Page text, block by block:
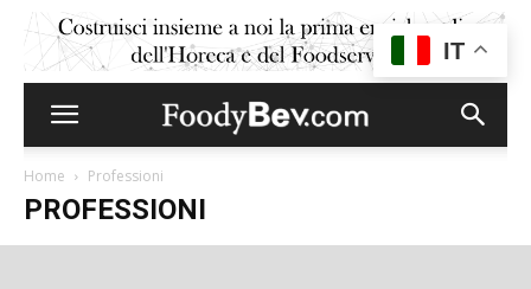
Home Professioni
PROFESSIONI
IT